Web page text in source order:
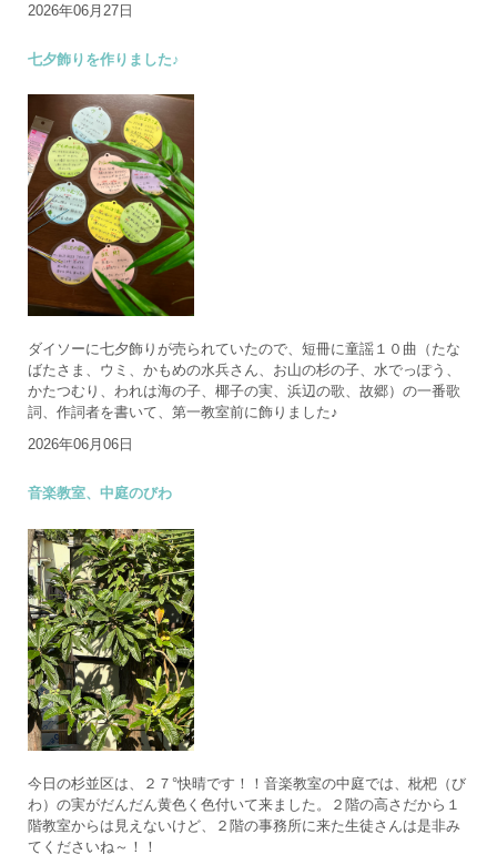
2026年06月27日
七夕飾りを作りました♪
ダイソーに七夕飾りが売られていたので、短冊に童謡１０曲（たな
ばたさま、ウミ、かもめの水兵さん、お山の杉の子、水でっぽう、
かたつむり、われは海の子、椰子の実、浜辺の歌、故郷）の一番歌
詞、作詞者を書いて、第一教室前に飾りました♪
2026年06月06日
音楽教室、中庭のびわ
今日の杉並区は、２７°快晴です！！音楽教室の中庭では、枇杷（び
わ）の実がだんだん黄色く色付いて来ました。２階の高さだから１
階教室からは見えないけど、２階の事務所に来た生徒さんは是非み
てくださいね～！！